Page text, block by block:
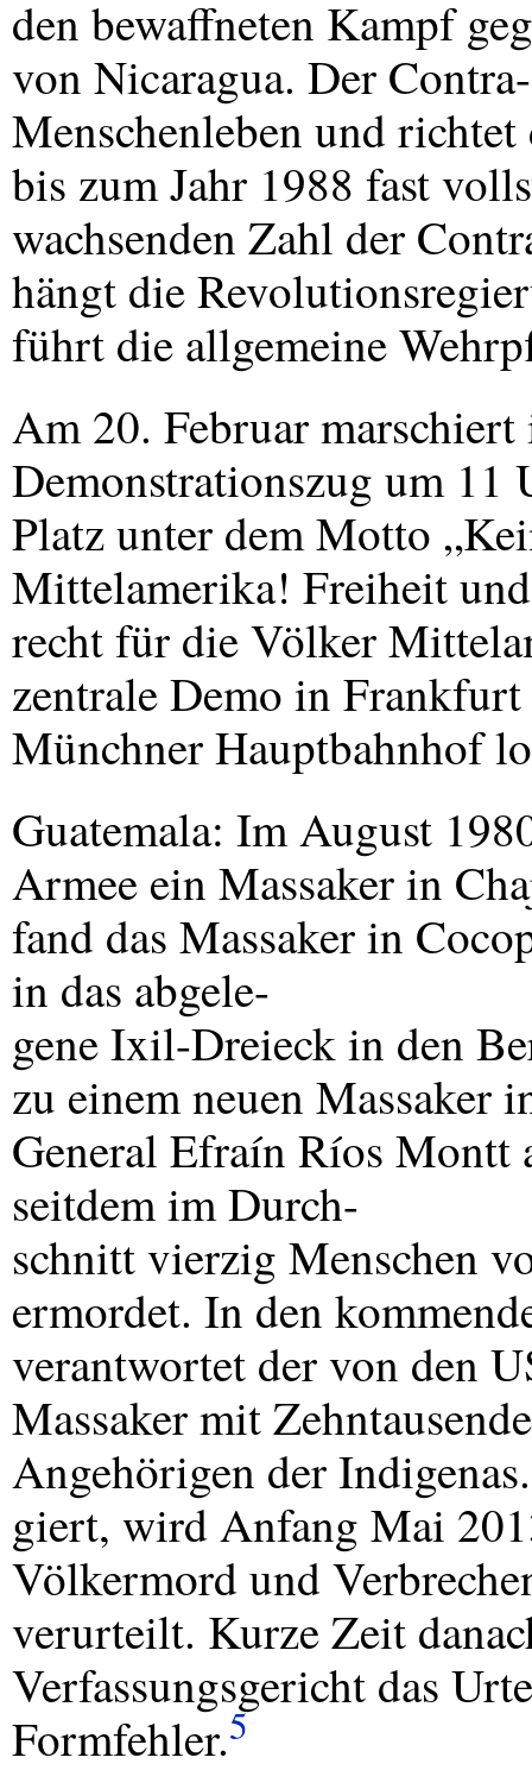
den bewaffneten Kampf
von Nicaragua. Der
Menschenleben und
bis zum Jahr 1988 fast
wachsenden Zahl der
hängt die
führt die allgemeine
Am 20. Februar
Demonstrationszug um 11
Platz unter dem Motto
Mittelamerika! Freiheit
recht für die Völker
zentrale Demo in
Münchner Hauptbahnhof
Guatemala: Im August
Armee ein Massaker in
fand das Massaker in
in das abgele-
gene Ixil-Dreieck in den
zu einem neuen
General Efraín Ríos Montt
seitdem im Durch-
schnitt vierzig Menschen
ermordet. In den
verantwortet der von den
Massaker mit
Angehörigen der
giert, wird Anfang Mai
Völkermord und
verurteilt. Kurze Zeit
Verfassungsgericht das
Formfehler.5